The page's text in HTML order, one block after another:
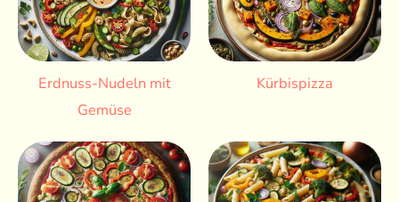
Erdnuss-Nudeln mit
Gemüse
Kürbispizza